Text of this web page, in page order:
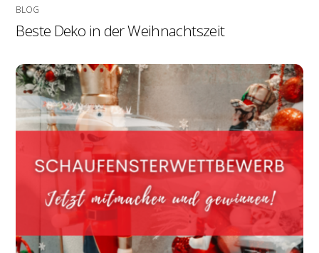
BLOG
Beste Deko in der Weihnachtszeit